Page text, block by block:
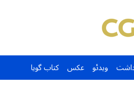
ویدئو عکس کتاب گویا